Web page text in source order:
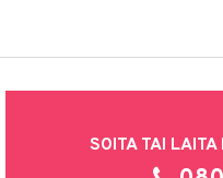
SOITA TAI